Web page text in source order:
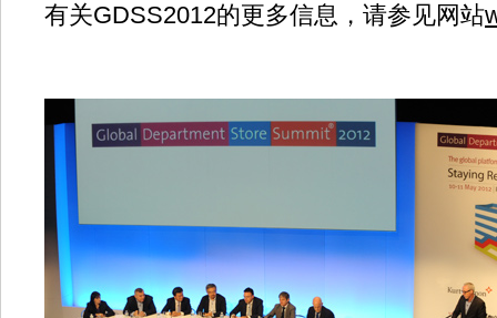
有关GDSS2012的更多信息，请参见网站